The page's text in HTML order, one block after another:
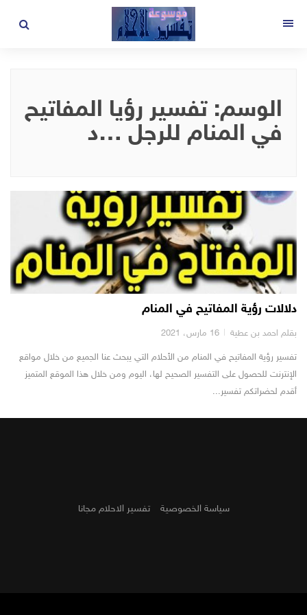
الوسم: تفسير رؤيا المفاتيح
في المنام للرجل …د
دلالات رؤية المفاتيح في المنام
بقلم احمد بن عطية 16 مارس، 2021
تفسير رؤية المفاتيح في المنام من الأحلام التي يبحث عنا الجميع من خلال مواقع
الإنترنت للحصول على التفسير الصحيح لها، اليوم ومن خلال هذا الموقع المتميز
أقدم لحضراتكم تفسير...
سياسة الخصوصية تفسير الاحلام مجانا